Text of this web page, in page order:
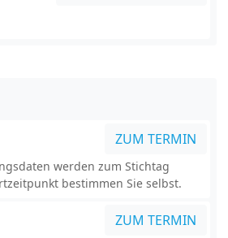
ZUM TERMIN
werden zum Stichtag
bestimmen Sie selbst.
ZUM TERMIN